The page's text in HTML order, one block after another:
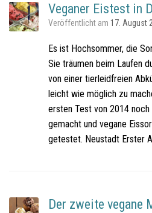
Veganer Eistest in
Veröffentlicht am 17. August
Es ist Hochsommer, die
Sie träumen beim Laufen
von einer tierleidfreien
leicht wie möglich zu
ersten Test von 2014 noch
gemacht und vegane
getestet. Neustadt Erster
Der zweite vegane